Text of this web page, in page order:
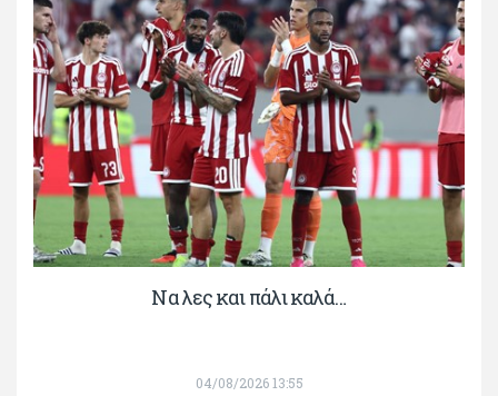
Να λες και πάλι καλά…
04/08/2026 13:55